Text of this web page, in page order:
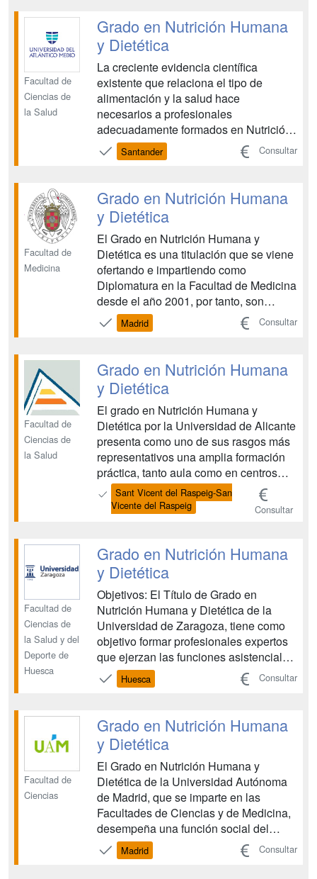
laborales amplias. La UCAM te
respalda en esta nueva etapa para que
consigas el mayor éxit...
Facultad de
Ciencias de
la Salud
Grado en Nutrición Humana
y Dietética
La creciente evidencia científica
existente que relaciona el tipo de
alimentación y la salud hace
necesarios a profesionales
adecuadamente formados en Nutrición
Humana y Dietética que intervengan
sobre la salud de las personas. El plan
Dietética de la Universidad Europea del
Atlántico ofrece una formación actua...
Santander Consultar
Facultad de
Medicina
Grado en Nutrición Humana
y Dietética
El Grado en Nutrición Humana y
Dietética es una titulación que se viene
ofertando e impartiendo como
Diplomatura en la Facultad de Medicina
desde el año 2001, por tanto, son
estudios relativamente nuevos dentro
de una de las Universidades más
En la actualidad, está reconocida la
importancia de una adecuad...
Madrid Consultar
Facultad de
Ciencias de
la Salud
Grado en Nutrición Humana
y Dietética
El grado en Nutrición Humana y
Dietética por la Universidad de Alicante
presenta como uno de sus rasgos más
representativos una amplia formación
práctica, tanto aula como en centros
externos. La mayor parte de las
asignaturas que componen en grado
tienen una parte práctica, que se
actividades como son seminarios t...
Sant Vicent del Raspeig-San
Vicente del Raspeig
Consultar
Facultad de
Ciencias de
la Salud y del
Deporte de
Huesca
Grado en Nutrición Humana
y Dietética
Objetivos: El Título de Grado en
Nutrición Humana y Dietética de la
Universidad de Zaragoza, tiene como
objetivo formar profesionales expertos
que ejerzan las funciones asistenciales,
administrativas, docentes e
investigadoras que estén orientadas a
de personas. Estos profesionales
conocerán las recomendaciones
dietét...
Huesca Consultar
Facultad de
Ciencias
Grado en Nutrición Humana
y Dietética
El Grado en Nutrición Humana y
Dietética de la Universidad Autónoma
de Madrid, que se imparte en las
Facultades de Ciencias y de Medicina,
desempeña una función social del
máximo interés, al tener como finalidad
primordial la formación de expertos en
Madrid Consultar